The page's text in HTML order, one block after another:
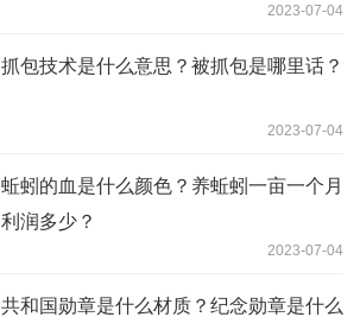
2023-07-04
抓包技术是什么意思？被抓包是哪里话？
2023-07-04
蚯蚓的血是什么颜色？养蚯蚓一亩一个月
利润多少？
2023-07-04
共和国勋章是什么材质？纪念勋章是什么